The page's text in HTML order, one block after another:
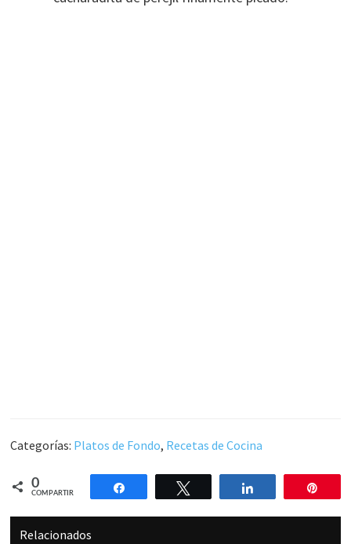
Categorías: Platos de Fondo, Recetas de Cocina
0
COMPARTIR
Compartir Compartir
Relacionados